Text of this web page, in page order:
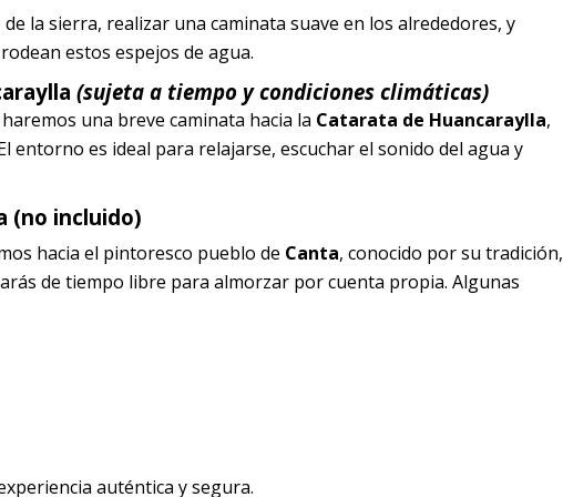
la sierra, realizar una caminata suave en los alrededores, y
estos espejos de agua.
(sujeta a tiempo y condiciones climáticas)
una breve caminata hacia la Catarata de Huancaraylla,
entorno es ideal para relajarse, escuchar el sonido del agua y
(no incluido)
hacia el pintoresco pueblo de Canta, conocido por su tradición,
de tiempo libre para almorzar por cuenta propia. Algunas
auténtica y segura.